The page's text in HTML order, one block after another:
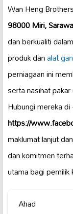
Wan Heng
98000 Miri,
dan berkualiti
produk danalat
perniagaan ini
serta nasihat
Hubungi mereka di
https://
maklumat lanjut
dan komitmen
utama bagi
Ahad